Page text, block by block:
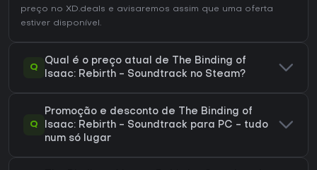
preço no XD.deals e avisaremos assim que uma oferta
estiver disponível.
Q
Qual é o preço atual de The Binding of
Isaac: Rebirth - Soundtrack no Steam?
Q
Promoção e desconto de The Binding of
Isaac: Rebirth - Soundtrack para PC - tudo
num só lugar